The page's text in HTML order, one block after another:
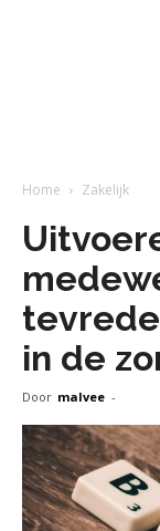
Home Zakelijk
in de
Door malvee -